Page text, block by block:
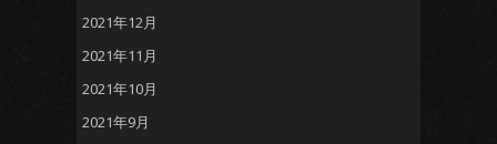
2021年12月
2021年11月
2021年10月
2021年9月